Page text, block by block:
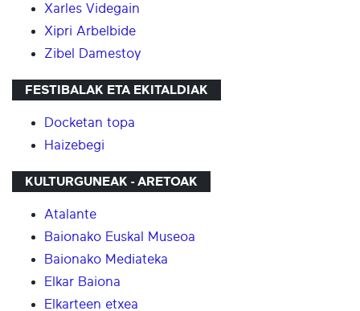
Xarles Videgain
Xipri Arbelbide
Zibel Damestoy
FESTIBALAK ETA EKITALDIAK
Docketan topa
Haizebegi
KULTURGUNEAK - ARETOAK
Atalante
Baionako Euskal Museoa
Baionako Mediateka
Elkar Baiona
Elkarteen etxea